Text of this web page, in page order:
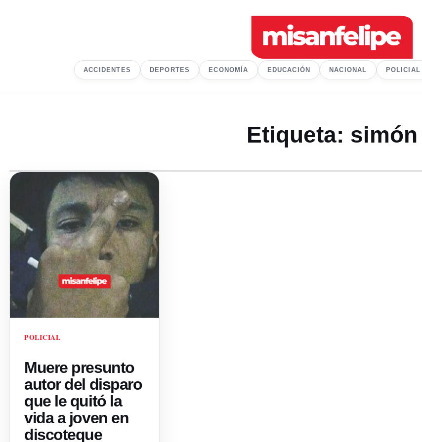
ACCIDENTES DEPORTES ECONOMÍA EDUCACIÓN NACIONAL POLICIAL
Etiqueta: simón
POLICIAL
Muere presunto
autor del disparo
que le quitó la
vida a joven en
discoteque